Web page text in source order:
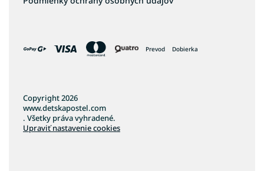
Prevod Dobierka
Copyright 2026
www.detskapostel.com
. Všetky práva vyhradené.
Upraviť nastavenie cookies